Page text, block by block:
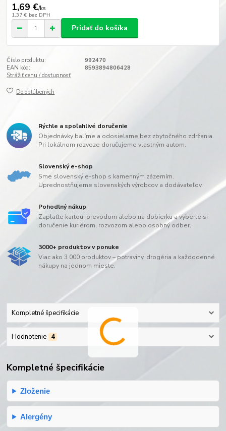
1,69 €/ks
1,37 € bez DPH
Pridať do košíka
Číslo produktu:
992470
EAN kód:
8593894806428
Strážiť cenu / dostupnosť
Do obľúbených
Rýchle a spoľahlivé doručenie
Objednávky balíme a odosielame bez zbytočného zdržania.
Pri lokálnom rozvoze doručujeme vlastným autom.
Slovenský e-shop
Sme slovenský e-shop s kamenným zázemím.
Uprednostňujeme slovenských výrobcov a dodávateľov.
Pohodlný nákup
Zaplaťte kartou, prevodom alebo na dobierku a vyberte si
doručenie kuriérom, rozvozom alebo osobný odber.
3000+ produktov v ponuke
Viac ako 3 000 produktov – potraviny, drogéria a každodenné
nákupy na jednom mieste.
Kompletné špecifikácie
Hodnotenie 4
Kompletné špecifikácie
Zloženie
Alergény